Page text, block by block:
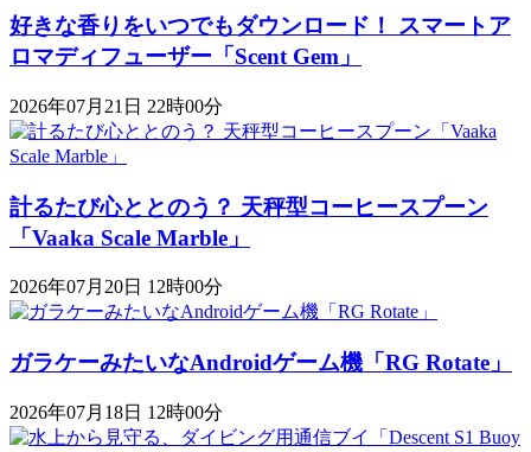
好きな香りをいつでもダウンロード！ スマートア
ロマディフューザー「Scent Gem」
2026年07月21日 22時00分
計るたび心ととのう？ 天秤型コーヒースプーン
「Vaaka Scale Marble」
2026年07月20日 12時00分
ガラケーみたいなAndroidゲーム機「RG Rotate」
2026年07月18日 12時00分